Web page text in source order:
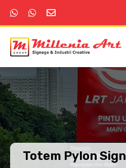
Totem Pylon Sign